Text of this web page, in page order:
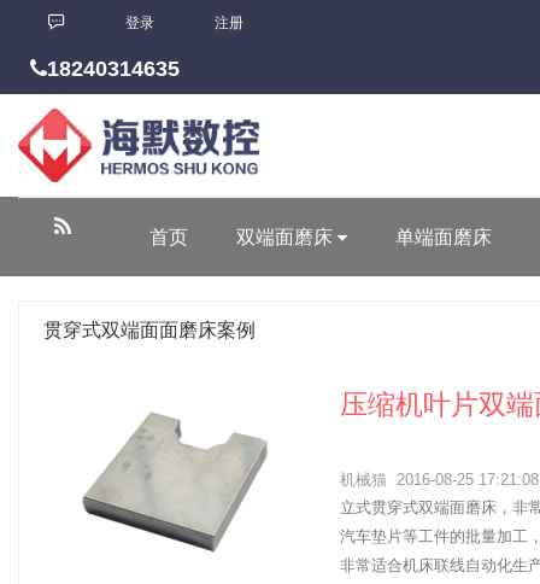
登录 注册
18240314635
首页 双端面磨床 单端面磨床
贯穿式双端面面磨床案例
压缩机叶片双
机械猫 2016-08-25 17:21:08
立式贯穿式双端面磨床，非
汽车垫片等工件的批量加工
非常适合机床联线自动化生